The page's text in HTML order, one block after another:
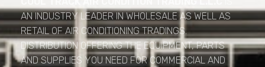
AN INDUSTRY LEADER IN WHOLESALE AS WELL AS
RETAIL OF AIR CONDITIONING TRADINGS.
DISTRIBUTION OFFERING THE EQUIPMENT, PARTS
AND SUPPLIES YOU NEED FOR COMMERCIAL AND